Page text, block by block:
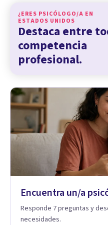
¿ERES PSICÓLOGO/A EN
ESTADOS UNIDOS
Destaca entre
competencia
profesional.
Encuentra un/a
Responde 7 preguntas y
necesidades.